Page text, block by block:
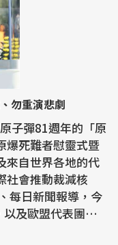
勿重演悲劇
子彈81週年的「原
爆死難者慰靈式暨
來自世界各地的代
社會推動裁減核
及歐盟代表團的代